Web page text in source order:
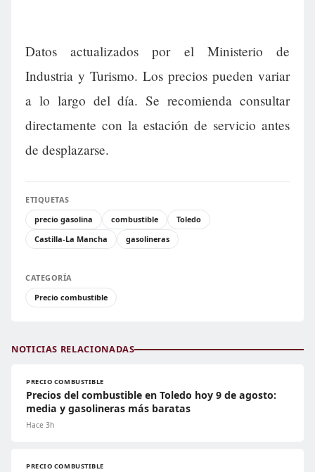
Datos actualizados por el Ministerio de
Industria y Turismo. Los precios pueden variar
a lo largo del día. Se recomienda consultar
directamente con la estación de servicio antes
de desplazarse.
ETIQUETAS
precio gasolina
combustible
Toledo
Castilla-La Mancha
gasolineras
CATEGORÍA
Precio combustible
NOTICIAS RELACIONADAS
PRECIO COMBUSTIBLE
Precios del combustible en Toledo hoy 9 de agosto:
media y gasolineras más baratas
Hace 3h
PRECIO COMBUSTIBLE